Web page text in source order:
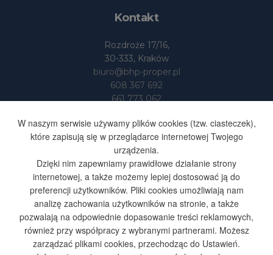
Kontakt
Rozdroże 17/16,
30-333, Kraków
biuro@bhp-proper.pl
608 367 692
661 773 062
Dane
BHP-PROPER S.SUFA I S-KA
SPÓŁKA JAWNA
NIP 676 251 48 35
REGON 365603164
Ważne: Używamy cookies i podobnych technologii.
W naszym serwisie używamy plików cookies (tzw. ciasteczek),
które zapisują się w przeglądarce internetowej Twojego
urządzenia.
Dzięki nim zapewniamy prawidłowe działanie strony
internetowej, a także możemy lepiej dostosować ją do
preferencji użytkowników. Pliki cookies umożliwiają nam
analizę zachowania użytkowników na stronie, a także
pozwalają na odpowiednie dopasowanie treści reklamowych,
również przy współpracy z wybranymi partnerami. Możesz
zarządzać plikami cookies, przechodząc do Ustawień.